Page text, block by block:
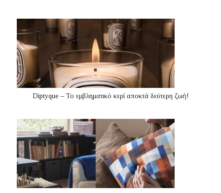
Diptyque – Το εμβληματικό κερί αποκτά δεύτερη ζωή!